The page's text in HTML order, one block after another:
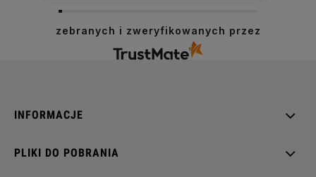
zebranych i zweryfikowanych przez
INFORMACJE
PLIKI DO POBRANIA